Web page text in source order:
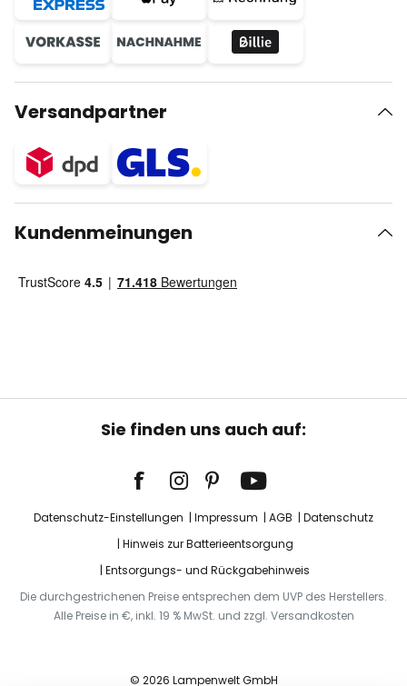
Versandpartner
Kundenmeinungen
Sie finden uns auch auf:
Datenschutz-Einstellungen Impressum AGB
Datenschutz
Hinweis zur Batterieentsorgung
Entsorgungs- und Rückgabehinweis
Die durchgestrichenen Preise entsprechen dem UVP des Herstellers.
Alle Preise in €, inkl. 19 % MwSt. und zzgl. Versandkosten
© 2026 Lampenwelt GmbH